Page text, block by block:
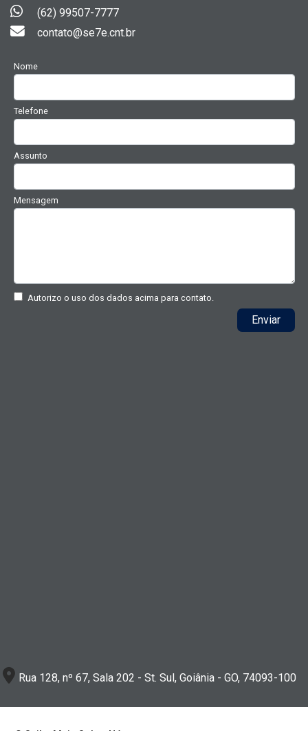
(62) 99507-7777
contato@se7e.cnt.br
Nome
Telefone
Assunto
Mensagem
Autorizo o uso dos dados acima para contato.
Enviar
Rua 128, nº 67, Sala 202 - St. Sul, Goiânia - GO, 74093-100